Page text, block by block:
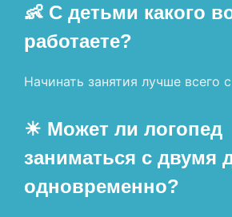
👶 С детьми какого
работаете?
Начинать занятия лучше всего
☀ Может ли логопед
заниматься с двумя
одновременно?